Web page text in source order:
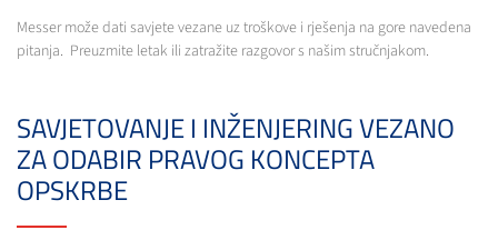
Messer može dati savjete vezane uz troškove i rješenja na gore navedena
pitanja. Preuzmite letak ili zatražite razgovor s našim stručnjakom.
SAVJETOVANJE I INŽENJERING VEZANO
ZA ODABIR PRAVOG KONCEPTA
OPSKRBE